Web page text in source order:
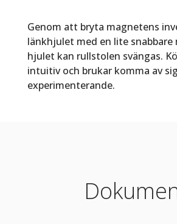
Genom att bryta magnetens
länkhjulet med en lite snabbare
hjulet kan rullstolen svängas.
intuitiv och brukar komma av
experimenterande.